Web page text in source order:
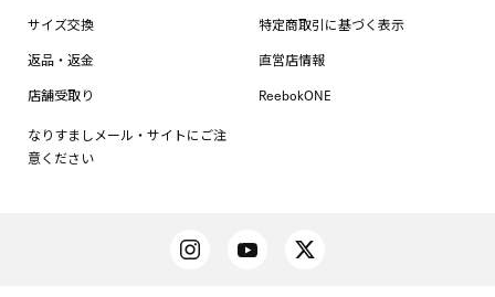
サイズ交換
返品・返金
店舗受取り
なりすましメール・サイトにご注
意ください
特定商取引に基づく表示
直営店情報
ReebokONE